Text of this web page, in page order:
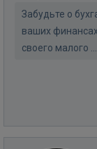
Забудьте о
ваших
своего малого ...